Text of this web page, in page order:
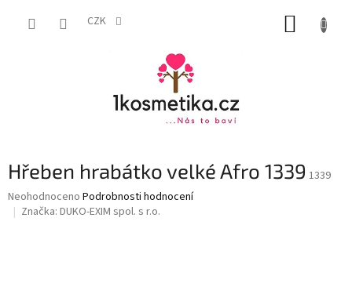
CZK
Hřeben hrabátko velké Afro 1339 1339
Průměrné
hodnocení
Neohodnoceno Podrobnosti hodnocení
Značka: DUKO-EXIM spol. s r.o.